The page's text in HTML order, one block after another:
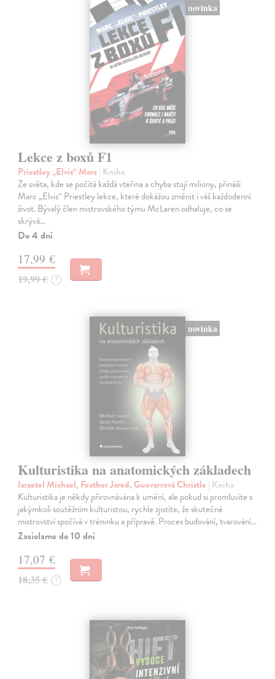
novinka
Lekce z boxů F1
Priestley „Elvis“ Marc| Kniha
Ze světa, kde se počítá každá vteřina a chyba stojí miliony, přináší
Marc „Elvis“ Priestley lekce, které dokážou změnit i váš každodenní
život. Bývalý člen mistrovského týmu McLaren odhaluje, co se
skrývá…
Do 4 dní
17,99 €
19,99 € ?
novinka
Kulturistika na anatomických základech
Israetel Michael, Feather Jared, Guevarrová Christle | Kniha
Kulturistika je někdy přirovnávána k umění, ale pokud si promluvíte s
jakýmkoli soutěžním kulturistou, rychle zjistíte, že skutečné
mistrovství spočívá v tréninku a přípravě. Proces budování, tvarování…
Zasielame do 10 dní
17,07 €
18,35 € ?